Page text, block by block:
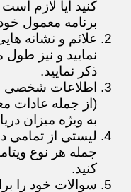
کنید آیا لازم
برنامه معمول خود
علائم و نشانه
نمایید و نیز طول
ذکر نمایید.
اطلاعات شخصی و
(از جمله عادات
به ویژه میزان
لیستی از تمامی
جمله هر نوع
کنید.
سوالات خود را